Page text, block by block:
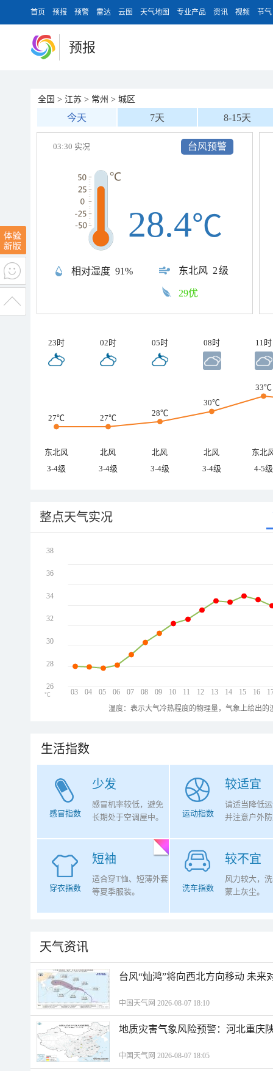
首页 预报 预警 雷达 云图 天气地图 专业产品 资讯 视频 节气
预报
全国 > 江苏 > 常州 > 城区
今天 7天 8-15天
台风预警
03:30 实况
相对湿度 91% 东北风 2级
28.4℃
29优
23时 02时 05时 08时 11时
27℃ 27℃
28℃
30℃
33℃
东北风 北风 北风 北风
东北
3-4级
3-4级 3-4级 3-4级 4-5级
整点天气实况
03 04 05 06 07 08 09 10 11 12 13 14 15 16
38
36
34
32
30
28
26
℃
温度：表示大气冷热程度的物理量，气象上给出
生活指数
少发
感冒指数
感冒机率较低，避免
长期处于空调屋中。
较适宜
运动指数
请适当降低
并注意户外
短袖
穿衣指数
适合穿T恤、短薄外套
等夏季服装。
较不宜
洗车指数
风力较大，
蒙上灰尘。
天气资讯
台风“灿鸿”将向西北方向移动 未来
中国天气网 2026-08-07 18:10
地质灾害气象风险预警：河北重庆
中国天气网 2026-08-07 18:05